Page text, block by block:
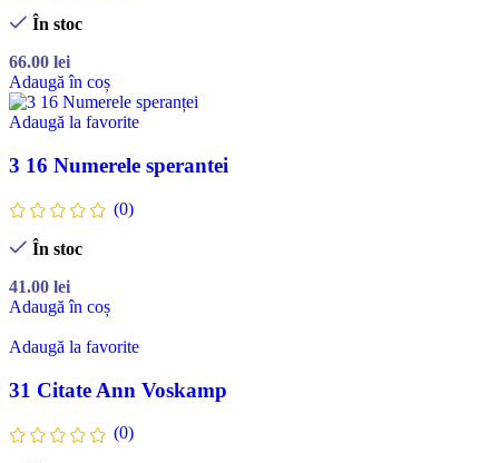
În stoc
66.00 lei
Adaugă în coș
Adaugă la favorite
3 16 Numerele sperantei
(0)
În stoc
41.00 lei
Adaugă în coș
Adaugă la favorite
31 Citate Ann Voskamp
(0)